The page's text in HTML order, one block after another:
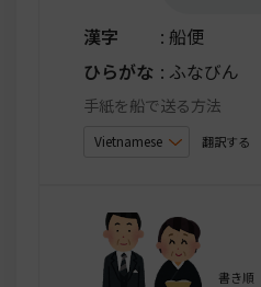
漢字
: 船便
ひらがな : ふなびん
手紙を船で送る方法
翻訳する
書き順